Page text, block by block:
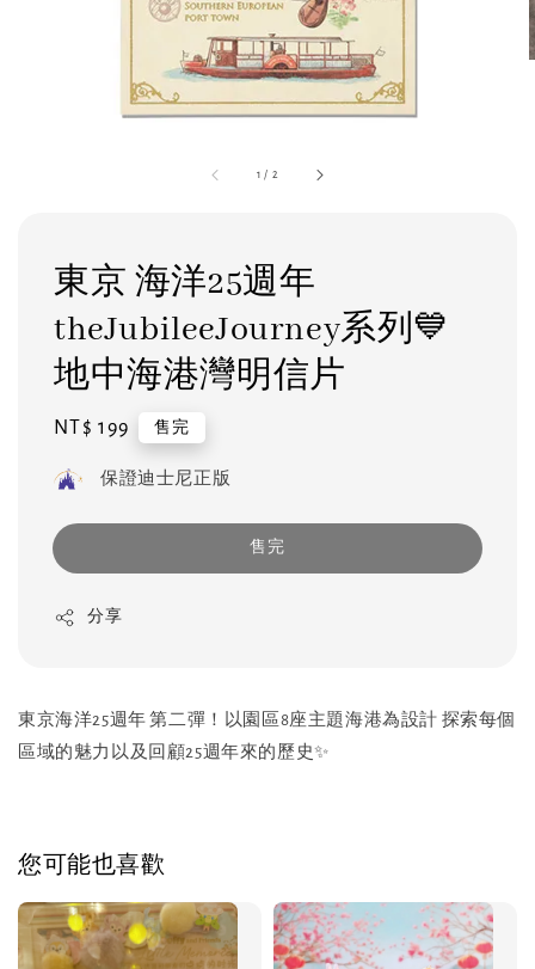
1 / 2
東京 海洋25週年
theJubileeJourney系列💙
地中海港灣明信片
Regular
NT$ 199 售完
保證迪士尼正版
售完
分享
東京海洋25週年 第二彈！以園區8座主題海港為設計 探索每個
區域的魅力以及回顧25週年來的歷史✨
您可能也喜歡